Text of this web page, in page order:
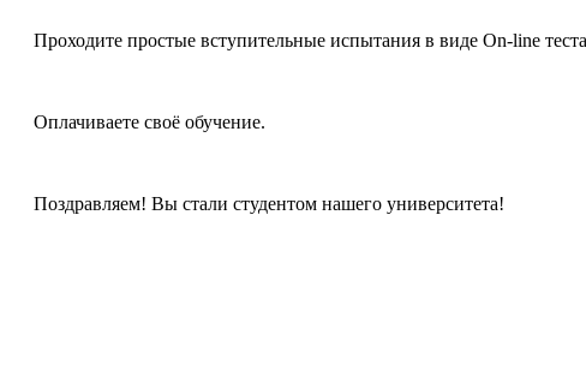
Проходите простые вступительные испытания в виде On-line
Оплачиваете своё обучение.
Поздравляем! Вы стали студентом нашего университета!